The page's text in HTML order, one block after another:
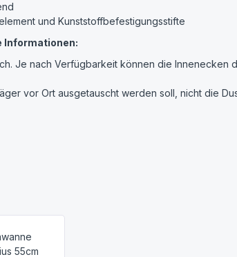
und Kunststoffbefestigungsstifte
Informationen:
Je nach Verfügbarkeit können die
vor Ort ausgetauscht werden soll, nicht die